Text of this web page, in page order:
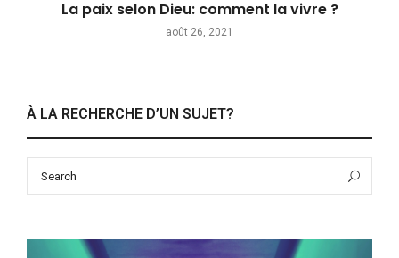
La paix selon Dieu: comment la vivre ?
août 26, 2021
À LA RECHERCHE D’UN SUJET?